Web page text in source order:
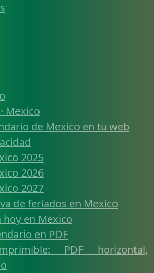
Mexico
de Mexico en tu web
2025
2026
2027
de feriados en Mexico
hoy en Mexico
en PDF
PDF horizontal,